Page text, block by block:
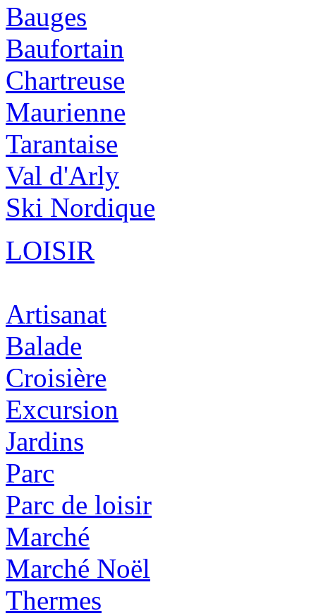
Bauges
Baufortain
Chartreuse
Maurienne
Tarantaise
Val d'Arly
Ski Nordique
LOISIR
Artisanat
Balade
Croisière
Excursion
Jardins
Parc
Parc de loisir
Marché
Marché Noël
Thermes